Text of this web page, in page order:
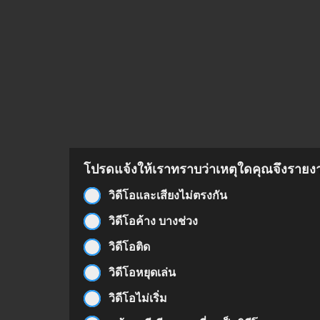
โปรดแจ้งให้เราทราบว่าเหตุใดคุณจึงราย
วิดีโอและเสียงไม่ตรงกัน
วิดีโอค้าง บางช่วง
วิดีโอติด
วิดีโอหยุดเล่น
วิดีโอไม่เริ่ม